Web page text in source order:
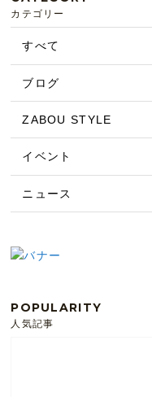
カテゴリー
すべて
ブログ
ZABOU STYLE
イベント
ニュース
POPULARITY
人気記事